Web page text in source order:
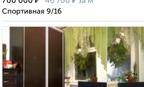
Спортивная 9/16